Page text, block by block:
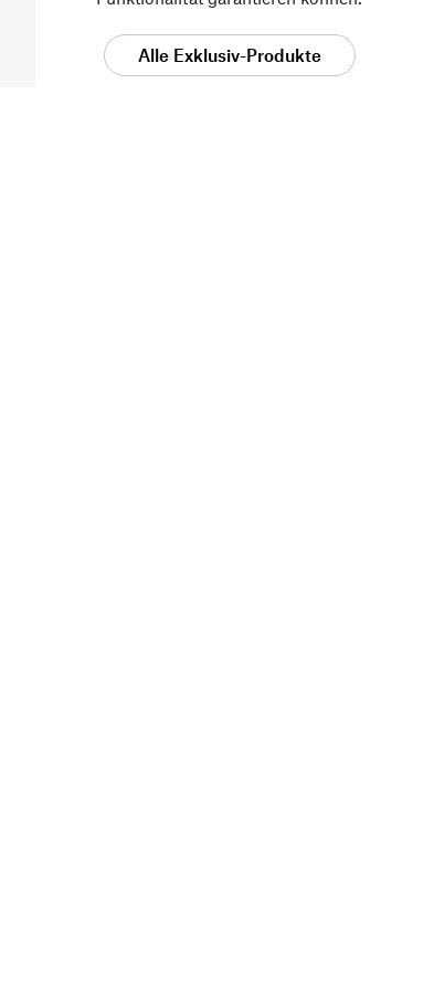
Alle Exklusiv-Produkte